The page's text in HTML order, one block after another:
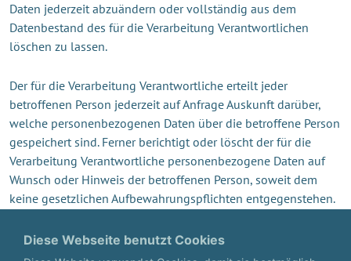
Daten jederzeit abzuändern oder vollständig aus dem
Datenbestand des für die Verarbeitung Verantwortlichen
löschen zu lassen.
Der für die Verarbeitung Verantwortliche erteilt jeder
betroffenen Person jederzeit auf Anfrage Auskunft darüber,
welche personenbezogenen Daten über die betroffene Person
gespeichert sind. Ferner berichtigt oder löscht der für die
Verarbeitung Verantwortliche personenbezogene Daten auf
Wunsch oder Hinweis der betroffenen Person, soweit dem
keine gesetzlichen Aufbewahrungspflichten entgegenstehen.
Verantwortlichen stehen der betroffenen Person in diesem
Zusammenhang als Ansprechpartner zur Verfügung.
Diese Webseite benutzt Cookies